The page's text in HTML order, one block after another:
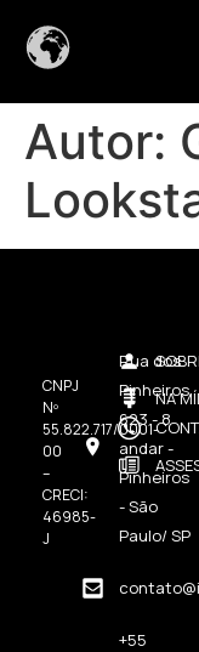
Autor:
CNPJ
Nº
55.822.717/0001-
00
–
CRECI:
46985-
J
Rua dos
Pinheiros,
623 - 8
andar -
Pinheiros
- São
Paulo/ SP
+55
NA